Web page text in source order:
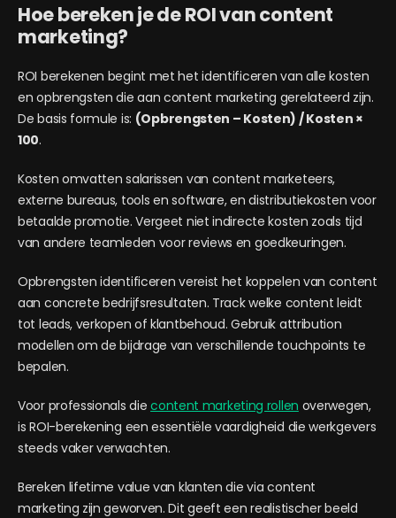
Hoe bereken je de ROI van content
marketing?
ROI berekenen begint met het identificeren van alle kosten
en opbrengsten die aan content marketing gerelateerd zijn.
De basis formule is: (Opbrengsten – Kosten) / Kosten ×
100.
Kosten omvatten salarissen van content marketeers,
externe bureaus, tools en software, en distributiekosten voor
betaalde promotie. Vergeet niet indirecte kosten zoals tijd
van andere teamleden voor reviews en goedkeuringen.
Opbrengsten identificeren vereist het koppelen van content
aan concrete bedrijfsresultaten. Track welke content leidt
tot leads, verkopen of klantbehoud. Gebruik attribution
modellen om de bijdrage van verschillende touchpoints te
bepalen.
Voor professionals diecontent marketing rollen overwegen,
is ROI-berekening een essentiële vaardigheid die werkgevers
steeds vaker verwachten.
Bereken lifetime value van klanten die via content
marketing zijn geworven. Dit geeft een realistischer beeld